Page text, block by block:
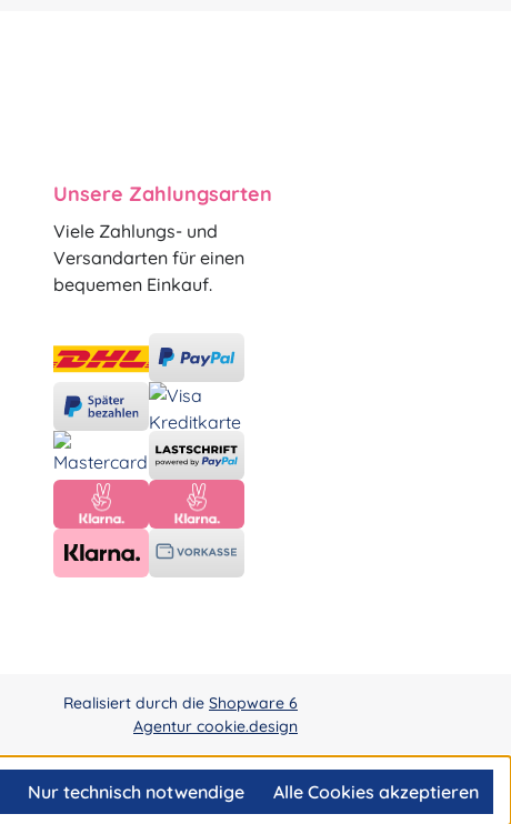
Unsere Zahlungsarten
Viele Zahlungs- und
Versandarten für einen
bequemen Einkauf.
Realisiert durch die Shopware 6
Agentur cookie.design
Nur technisch notwendige Alle Cookies akzeptieren